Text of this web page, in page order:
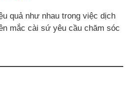
quả như nhau trong việc dịch
mắc cài sứ yêu cầu chăm sóc